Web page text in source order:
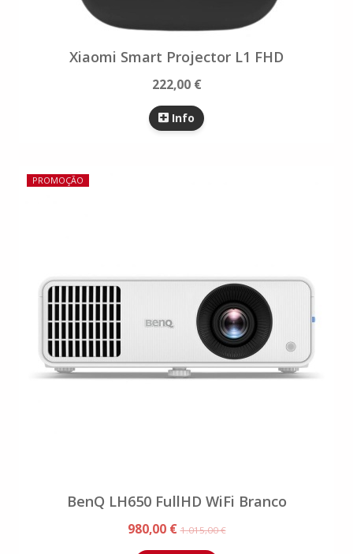
Xiaomi Smart Projector L1 FHD
222,00 €
Info
PROMOÇÃO
BenQ LH650 FullHD WiFi Branco
980,00 €1.015,00 €